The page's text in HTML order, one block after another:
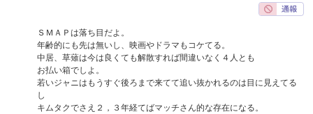
ＳＭＡＰは落ち目だよ。
年齢的にも先は無いし、映画やドラマもコケてる。
中居、草薙は今は良くても解散すれば間違いなく４人とも
お払い箱でしよ。
若いジャニはもうすぐ後ろまで来てて追い抜かれるのは目に見えてる
し
キムタクでさえ２，３年経てばマッチさん的な存在になる。